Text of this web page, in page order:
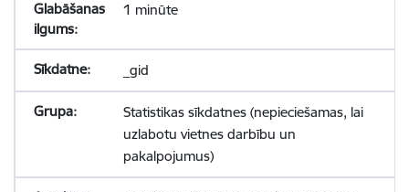
1 minūte
_gid
Statistikas sīkdatnes (nepieciešamas, lai
uzlabotu vietnes darbību un
pakalpojumus)